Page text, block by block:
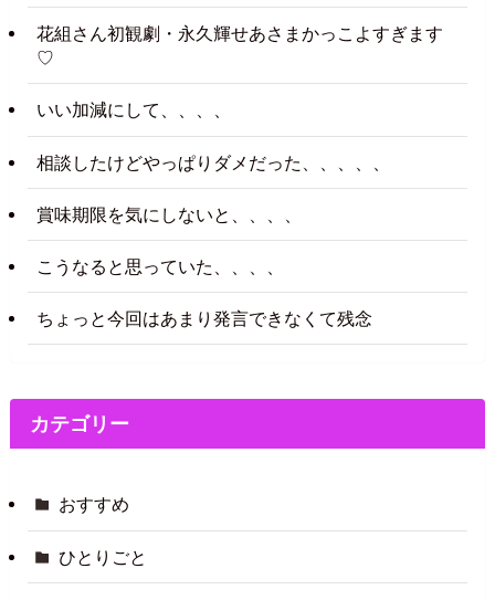
花組さん初観劇・永久輝せあさまかっこよすぎます
♡
いい加減にして、、、、
相談したけどやっぱりダメだった、、、、、
賞味期限を気にしないと、、、、
こうなると思っていた、、、、
ちょっと今回はあまり発言できなくて残念
カテゴリー
おすすめ
ひとりごと